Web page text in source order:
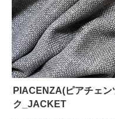
PIACENZA(ピアチェ
ク_JACKET